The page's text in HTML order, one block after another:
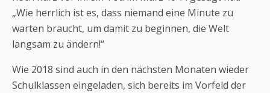
„Wie herrlich ist es, dass niemand eine Minute zu
warten braucht, um damit zu beginnen, die Welt
langsam zu ändern!“
Wie 2018 sind auch in den nächsten Monaten wieder
Schulklassen eingeladen, sich bereits im Vorfeld der